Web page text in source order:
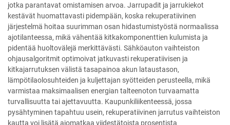
jotka parantavat omistamisen arvoa. Jarrupadit ja jarrukiekot
kestävät huomattavasti pidempään, koska rekuperatiivinen
järjestelmä hoitaa suurimman osan hidastumistyöstä normaalissa
ajotilanteessa, mikä vähentää kitkakomponenttien kulumista ja
pidentää huoltovälejä merkittävästi. Sähköauton vaihteiston
ohjausalgoritmit optimoivat jatkuvasti rekuperatiivisen ja
kitkajarrutuksen välistä tasapainoa akun lataustason,
lämpötilaolosuhteiden ja kuljettajan syötteiden perusteella, mikä
varmistaa maksimaalisen energian talteenoton turvaamatta
turvallisuutta tai ajettavuutta. Kaupunkiliikenteessä, jossa
pysähtyminen tapahtuu usein, rekuperatiivinen jarrutus vaihteiston
kautta voi lisätä ajomatkaa viidestätoista prosentista